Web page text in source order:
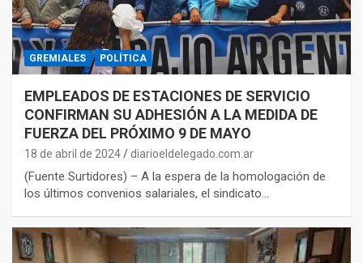
GREMIALES POLÍTICA
EMPLEADOS DE ESTACIONES DE SERVICIO
CONFIRMAN SU ADHESIÓN A LA MEDIDA DE
FUERZA DEL PRÓXIMO 9 DE MAYO
18 de abril de 2024 diarioeldelegado.com.ar
(Fuente Surtidores) – A la espera de la homologación de
los últimos convenios salariales, el sindicato…